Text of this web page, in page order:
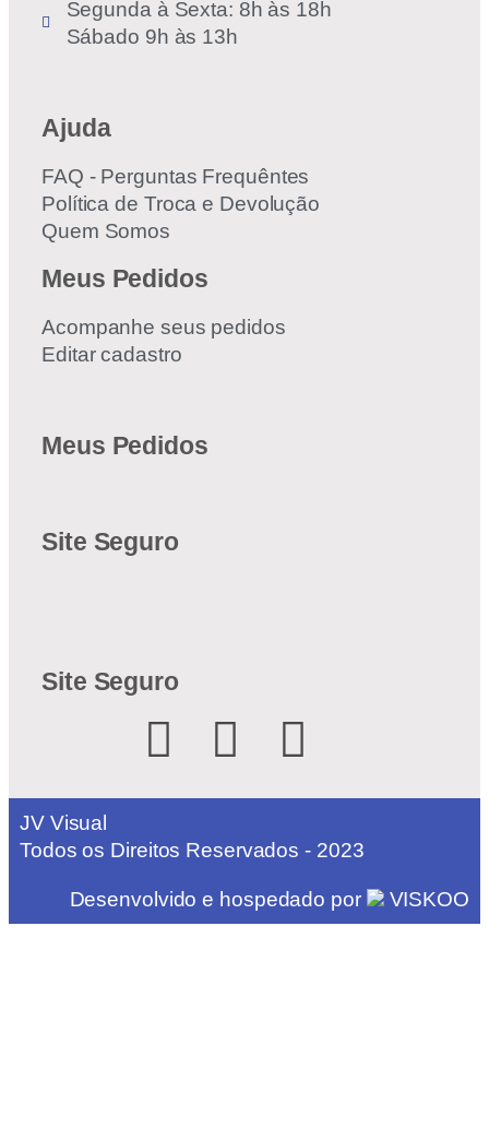
Segunda à Sexta: 8h às 18h
Sábado 9h às 13h
Ajuda
FAQ - Perguntas Frequêntes
Política de Troca e Devolução
Quem Somos
Meus Pedidos
Acompanhe seus pedidos
Editar cadastro
Meus Pedidos
Site Seguro
Site Seguro
JV Visual
Todos os Direitos Reservados - 2023
Desenvolvido e hospedado por VISKOO